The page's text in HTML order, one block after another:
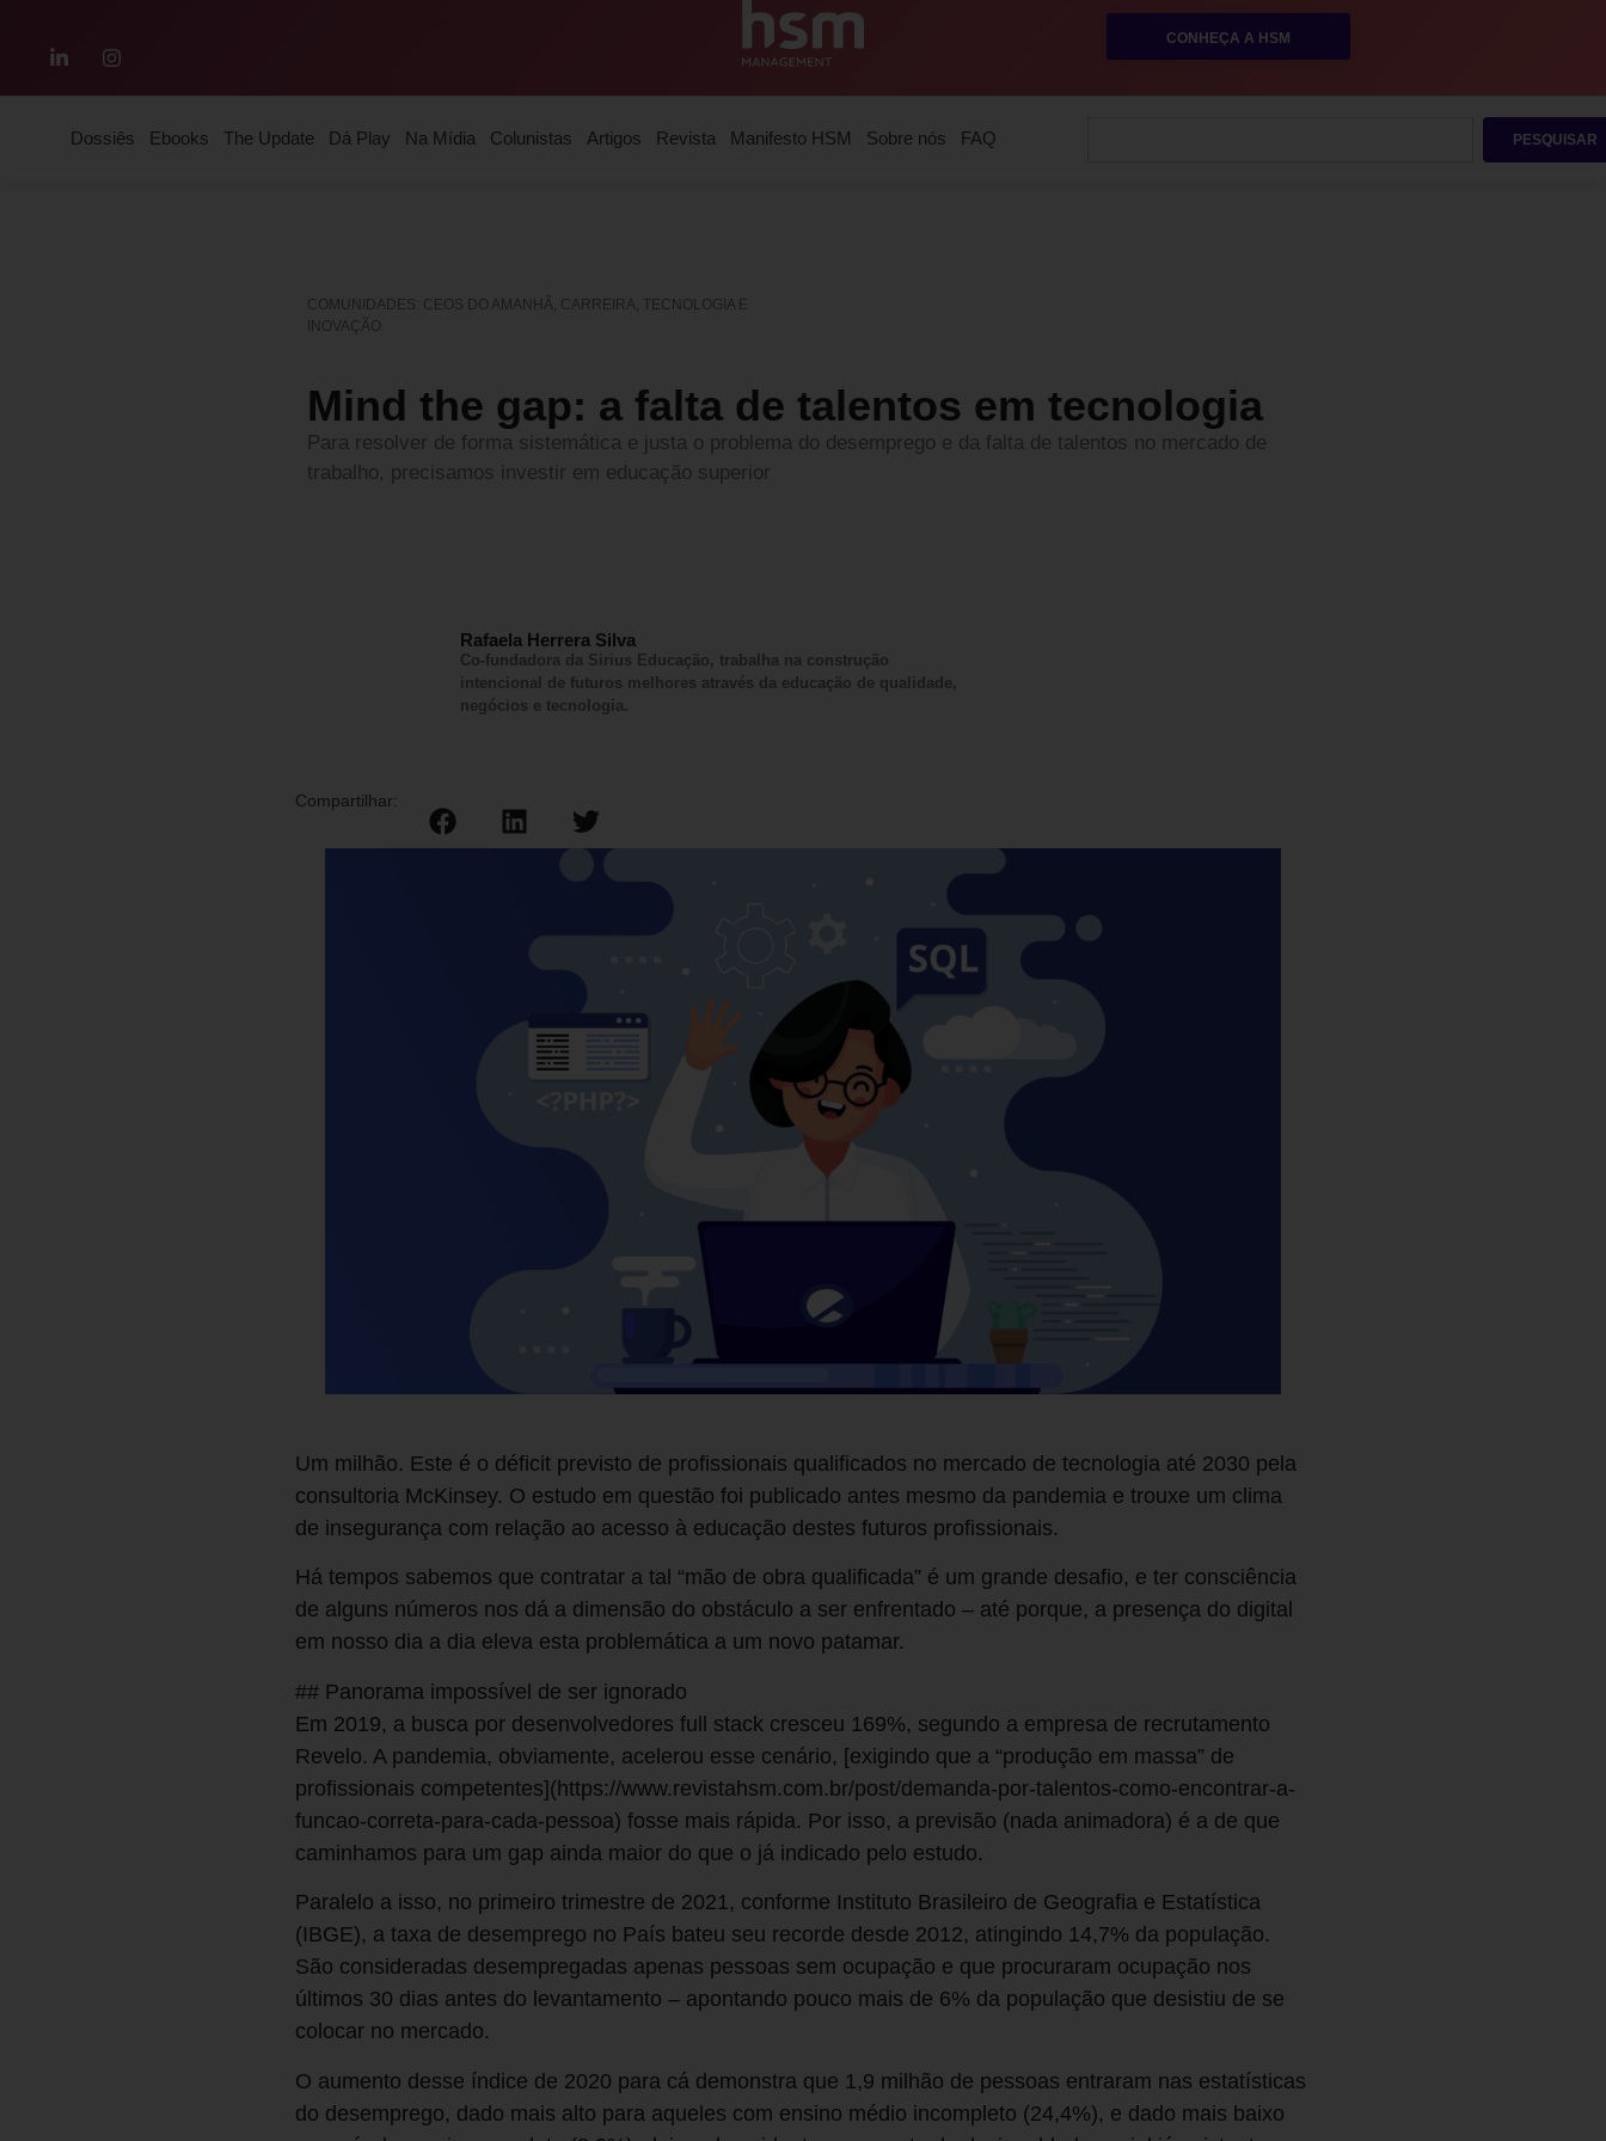
CONHEÇA A HSM
Dossiês Ebooks The Update Dá Play Na Mídia Colunistas Artigos Revista Manifesto HSM Sobre nós FAQ PESQUISAR
COMUNIDADES: CEOS DO AMANHÃ, CARREIRA, TECNOLOGIA E
INOVAÇÃO
Mind the gap: a falta de talentos em tecnologia
Para resolver de forma sistemática e justa o problema do desemprego e da falta de talentos no mercado de
trabalho, precisamos investir em educação superior
Rafaela Herrera Silva
Co-fundadora da Sirius Educação, trabalha na construção
intencional de futuros melhores através da educação de qualidade,
negócios e tecnologia.
Compartilhar:
Um milhão. Este é o déficit previsto de profissionais qualificados no mercado de tecnologia até 2030 pela
consultoria McKinsey. O estudo em questão foi publicado antes mesmo da pandemia e trouxe um clima
de insegurança com relação ao acesso à educação destes futuros profissionais.
Há tempos sabemos que contratar a tal “mão de obra qualificada” é um grande desafio, e ter consciência
de alguns números nos dá a dimensão do obstáculo a ser enfrentado – até porque, a presença do digital
em nosso dia a dia eleva esta problemática a um novo patamar.
## Panorama impossível de ser ignorado
Em 2019, a busca por desenvolvedores full stack cresceu 169%, segundo a empresa de recrutamento
Revelo. A pandemia, obviamente, acelerou esse cenário, [exigindo que a “produção em massa” de
profissionais competentes](https://www.revistahsm.com.br/post/demanda-por-talentos-como-encontrar-a-
funcao-correta-para-cada-pessoa) fosse mais rápida. Por isso, a previsão (nada animadora) é a de que
caminhamos para um gap ainda maior do que o já indicado pelo estudo.
Paralelo a isso, no primeiro trimestre de 2021, conforme Instituto Brasileiro de Geografia e Estatística
(IBGE), a taxa de desemprego no País bateu seu recorde desde 2012, atingindo 14,7% da população.
São consideradas desempregadas apenas pessoas sem ocupação e que procuraram ocupação nos
últimos 30 dias antes do levantamento – apontando pouco mais de 6% da população que desistiu de se
colocar no mercado.
O aumento desse índice de 2020 para cá demonstra que 1,9 milhão de pessoas entraram nas estatísticas
do desemprego, dado mais alto para aqueles com ensino médio incompleto (24,4%), e dado mais baixo